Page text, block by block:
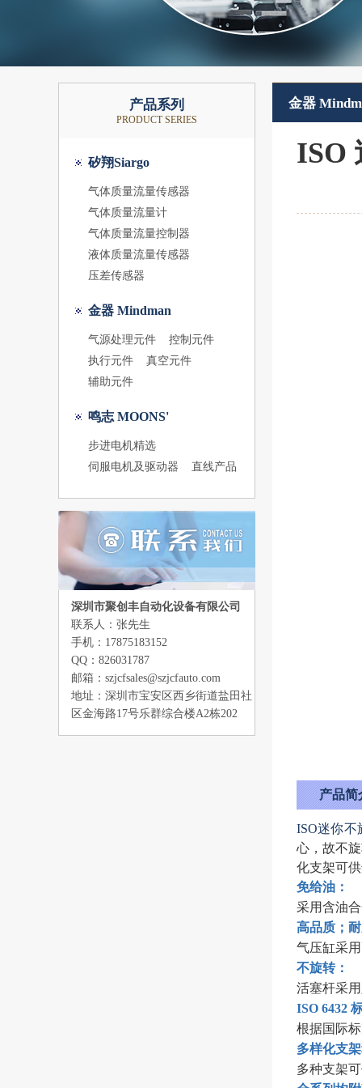
产品系列
PRODUCT SERIES
矽翔Siargo
气体质量流量传感器
气体质量流量计
气体质量流量控制器
液体质量流量传感器
压差传感器
金器 Mindman
气源处理元件
控制元件
执行元件
真空元件
辅助元件
鸣志 MOONS'
步进电机精选
伺服电机及驱动器
直线产品
深圳市聚创丰自动化设备有限公司
联系人：张先生
手机：17875183152
QQ：826031787
邮箱：szjcfsales@szjcfauto.com
地址：深圳市宝安区西乡街道盐田社
区金海路17号乐群综合楼A2栋202
金器
ISO
产品简
ISO迷你
心，故不
化支架可供
免给油：
采用含油
高品质；耐
气压缸采
不旋转：
活塞杆采
ISO 6432
根据国际
多样化支架
多种支架